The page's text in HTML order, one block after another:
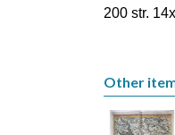
200 str.
Other